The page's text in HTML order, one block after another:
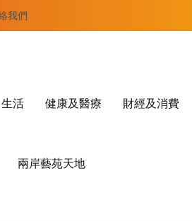
我們
生活 健康及醫療 財經及消費
兩岸藝苑天地